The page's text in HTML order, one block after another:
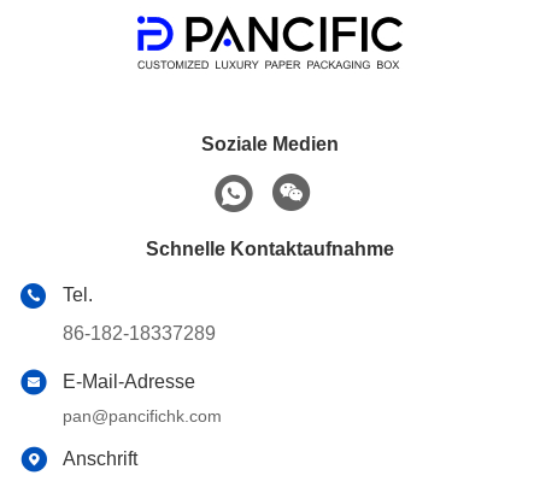
Soziale Medien
Schnelle Kontaktaufnahme
Tel.
86-182-18337289
E-Mail-Adresse
pan@pancifichk.com
Anschrift